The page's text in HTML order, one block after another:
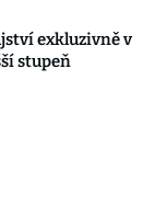
exkluzivně v
stupeň